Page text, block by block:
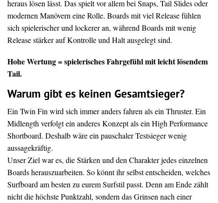
heraus lösen lässt. Das spielt vor allem bei Snaps, Tail Slides oder
modernen Manövern eine Rolle. Boards mit viel Release fühlen
sich spielerischer und lockerer an, während Boards mit wenig
Release stärker auf Kontrolle und Halt ausgelegt sind.
Hohe Wertung = spielerisches Fahrgefühl mit leicht lösendem
Tail.
Warum gibt es keinen Gesamtsieger?
Ein Twin Fin wird sich immer anders fahren als ein Thruster. Ein
Midlength verfolgt ein anderes Konzept als ein High Performance
Shortboard. Deshalb wäre ein pauschaler Testsieger wenig
aussagekräftig.
Unser Ziel war es, die Stärken und den Charakter jedes einzelnen
Boards herauszuarbeiten. So könnt ihr selbst entscheiden, welches
Surfboard am besten zu eurem Surfstil passt. Denn am Ende zählt
nicht die höchste Punktzahl, sondern das Grinsen nach einer